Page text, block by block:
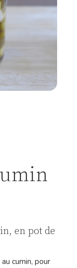
en pot de
cumin, pour